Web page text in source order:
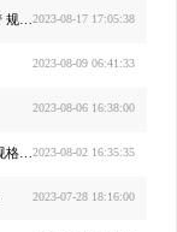
2023-08-17 17:05:38
2023-08-09 06:41:33
2023-08-06 16:38:00
2023-08-02 16:35:35
2023-07-28 18:16:00